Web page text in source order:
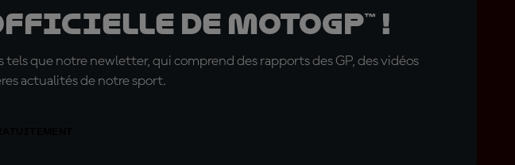
de MotoGP™ !
que notre newletter, qui comprend des rapports des GP, des vidéos
actualités de notre sport.